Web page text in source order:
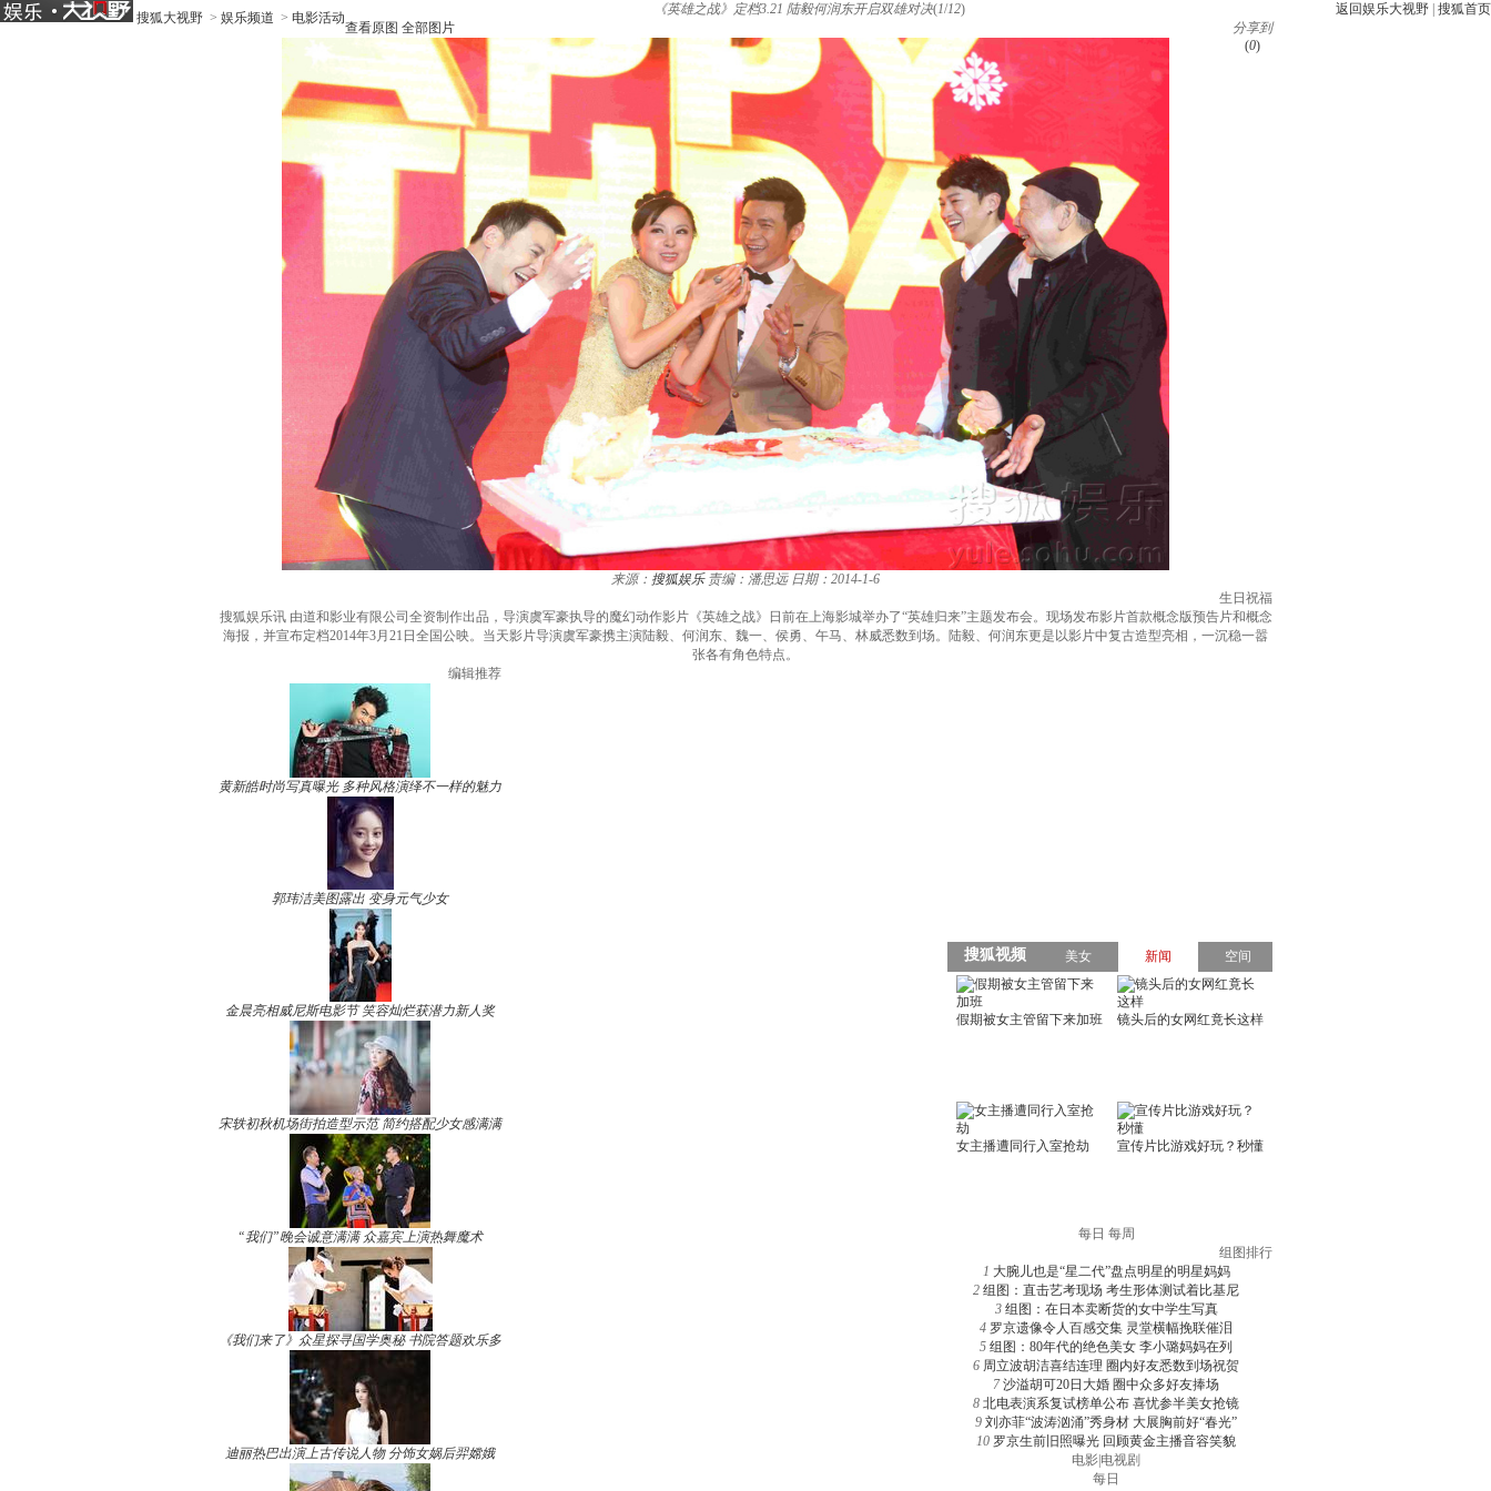
搜狐大视野 > 娱乐频道 > 电影活动
返回娱乐大视野 搜狐首页
《英雄之战》定档3.21 陆毅何润东开启双雄对决(1/12)
查看原图 全部图片
分享到
(0)
来源： 搜狐娱乐 责编：潘思远 日期：2014-1-6
生日祝福
搜狐娱乐讯 由道和影业有限公司全资制作出品，导演虞军豪执导的魔幻动作影片《英雄之战》日前在上海影城举办了“英雄归来”主题发布会。现场发布影片首款概念版预告片和概念
海报，并宣布定档2014年3月21日全国公映。当天影片导演虞军豪携主演陆毅、何润东、魏一、侯勇、午马、林威悉数到场。陆毅、何润东更是以影片中复古造型亮相，一沉稳一嚣
张各有角色特点。
编辑推荐
黄新皓时尚写真曝光 多种风格演绎不一样的魅力
郭玮洁美图露出 变身元气少女
金晨亮相威尼斯电影节 笑容灿烂获潜力新人奖
宋轶初秋机场街拍造型示范 简约搭配少女感满满
“我们”晚会诚意满满 众嘉宾上演热舞魔术
《我们来了》众星探寻国学奥秘 书院答题欢乐多
迪丽热巴出演上古传说人物 分饰女娲后羿嫦娥
每日 每周
组图排行
1 大腕儿也是“星二代”盘点明星的明星妈妈
2 组图：直击艺考现场 考生形体测试着比基尼
3 组图：在日本卖断货的女中学生写真
4 罗京遗像令人百感交集 灵堂横幅挽联催泪
5 组图：80年代的绝色美女 李小璐妈妈在列
6 周立波胡洁喜结连理 圈内好友悉数到场祝贺
7 沙溢胡可20日大婚 圈中众多好友捧场
8 北电表演系复试榜单公布 喜忧参半美女抢镜
9 刘亦菲“波涛汹涌”秀身材 大展胸前好“春光”
10 罗京生前旧照曝光 回顾黄金主播音容笑貌
电影 电视剧
每日